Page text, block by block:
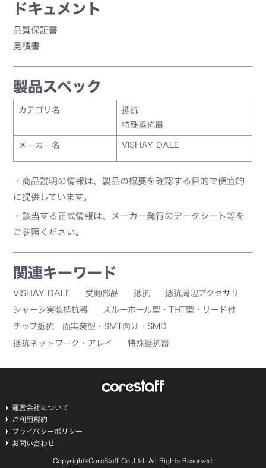
ドキュメント
品質保証書
見積書
製品スペック
カテゴリ名
抵抗
特殊抵抗器
メーカー名 VISHAY DALE
・商品説明の情報は、製品の概要を確認する目的で便宜的
に提供しています。
・該当する正式情報は、メーカー発行のデータシート等を
ご参照ください。
関連キーワード
VISHAY DALE 受動部品 抵抗
抵抗周辺アクセサリ
シャーシ実装抵抗器
スルーホール型・THT型・リード付
チップ抵抗 面実装型・SMT向け・SMD
抵抗ネットワーク・アレイ
特殊抵抗器
運営会社について
ご利用規約
プライバシーポリシー
お問い合わせ
Copyright©CoreStaff Co.,Ltd. All Rights Reserved.